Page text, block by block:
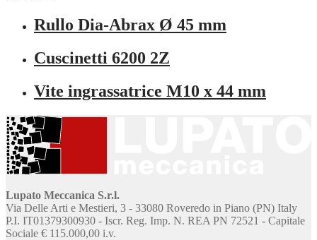
Rullo Dia-Abrax Ø 45 mm
Cuscinetti 6200 2Z
Vite ingrassatrice M10 x 44 mm
Lupato Meccanica S.r.l.
Via Delle Arti e Mestieri, 3 - 33080 Roveredo in Piano (PN) Italy
P.I. IT01379300930 - Iscr. Reg. Imp. N. REA PN 72521 - Capitale
Sociale € 115.000,00 i.v.